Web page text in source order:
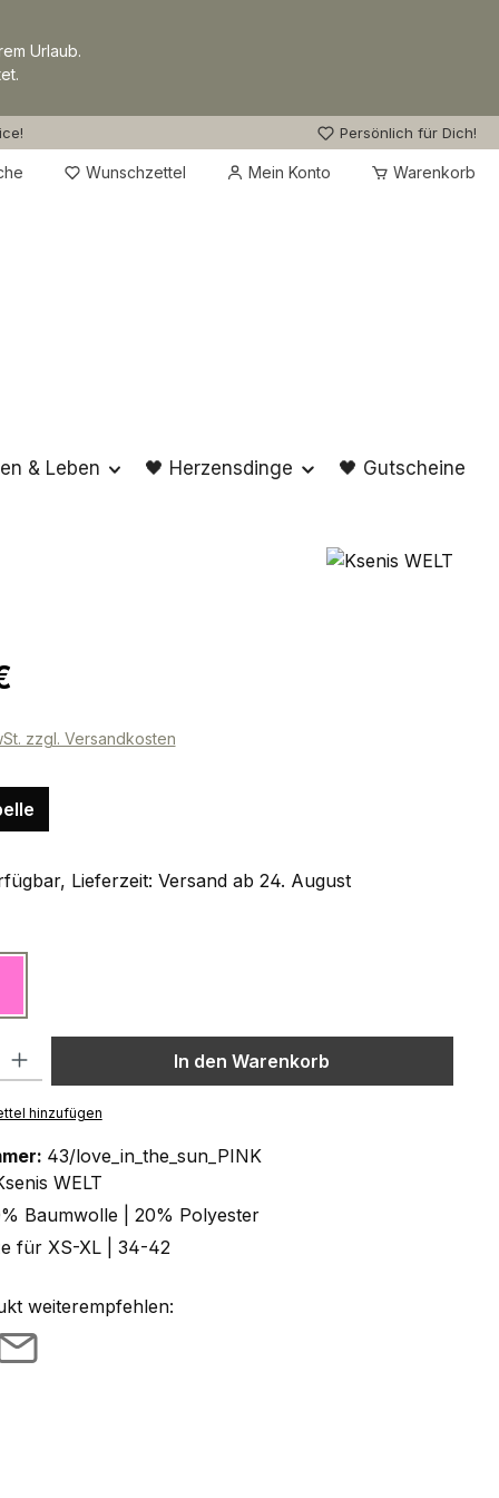
Urlaub.
Persönlich für Dich!
Wunschzettel Du hast 0 Produkte auf dem Merkzettel
Mein Konto Warenkorb
& Leben 🖤 Herzensdinge 🖤 Gutscheine
zzgl. Versandkosten
Lieferzeit: Versand ab 24. August
Gib den gewünschten Wert ein oder benutze die Schaltflächen
In den Warenkorb
hinzufügen
43/love_in_the_sun_PINK
WELT
Baumwolle | 20% Polyester
für XS-XL | 34-42
weiterempfehlen: